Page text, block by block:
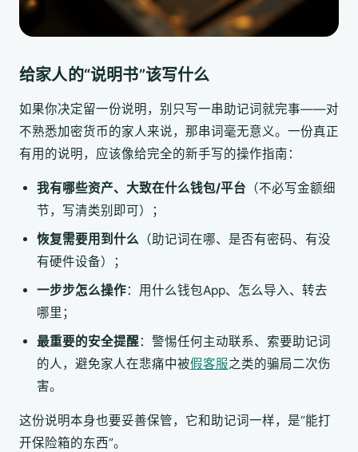
给家人的“说明书”该写什么
如果你决定留一份说明，别只写一串助记词就完事——对
不熟悉加密货币的家人来说，那串词毫无意义。一份真正
有用的说明，应该像给完全的新手写的操作指南：
我有哪些资产、大致在什么钱包/平台 （不必写金额细
节，写清类别即可）；
恢复需要用到什么 （助记词在哪、是否有密码、有没
有硬件设备）；
一步步怎么操作：用什么钱包App、怎么导入、转去
哪里；
最重要的安全提醒：警惕任何主动联系、索要助记词
的人，避免家人在悲痛中被假客服之类的骗局二次伤
害。
这份说明本身也要妥善保管，它和助记词一样，是“能打
开保险箱的东西”。